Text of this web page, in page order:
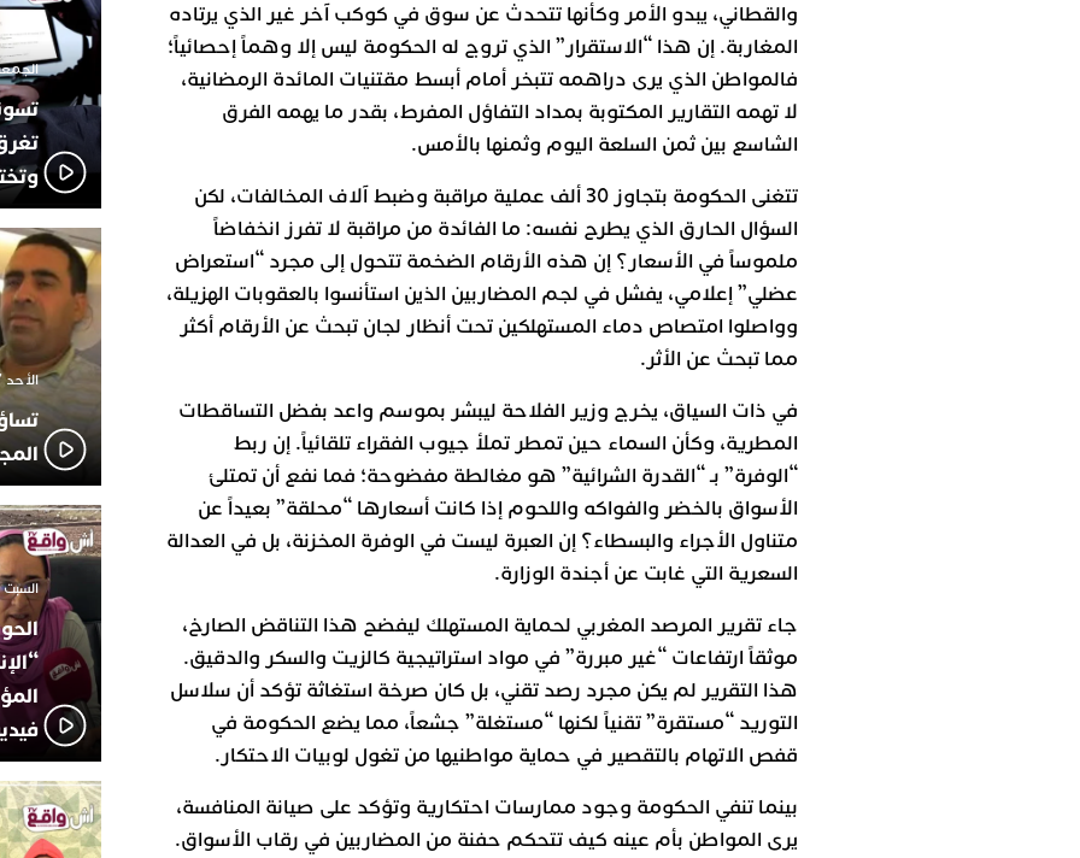
والقطاني، يبدو الأمر وكأنها تتحدث عن سوق في كوكب آخر غير الذي يرتاده
المغاربة. إن هذا “الاستقرار” الذي تروج له الحكومة ليس إلا وهماً إحصائياً؛
فالمواطن الذي يرى دراهمه تتبخر أمام أبسط مقتنيات المائدة الرمضانية،
لا تهمه التقارير المكتوبة بمداد التفاؤل المفرط، بقدر ما يهمه الفرق
الشاسع بين ثمن السلعة اليوم وثمنها بالأمس.
تتغنى الحكومة بتجاوز 30 ألف عملية مراقبة وضبط آلاف المخالفات، لكن
السؤال الحارق الذي يطرح نفسه: ما الفائدة من مراقبة لا تفرز انخفاضاً
ملموساً في الأسعار؟ إن هذه الأرقام الضخمة تتحول إلى مجرد “استعراض
عضلي” إعلامي، يفشل في لجم المضاربين الذين استأنسوا بالعقوبات الهزيلة،
وواصلوا امتصاص دماء المستهلكين تحت أنظار لجان تبحث عن الأرقام أكثر
مما تبحث عن الأثر.
في ذات السياق، يخرج وزير الفلاحة ليبشر بموسم واعد بفضل التساقطات
المطرية، وكأن السماء حين تمطر تملأ جيوب الفقراء تلقائياً. إن ربط
“الوفرة” بـ “القدرة الشرائية” هو مغالطة مفضوحة؛ فما نفع أن تمتلئ
الأسواق بالخضر والفواكه واللحوم إذا كانت أسعارها “محلقة” بعيداً عن
متناول الأجراء والبسطاء؟ إن العبرة ليست في الوفرة المخزنة، بل في العدالة
السعرية التي غابت عن أجندة الوزارة.
جاء تقرير المرصد المغربي لحماية المستهلك ليفضح هذا التناقض الصارخ،
موثقاً ارتفاعات “غير مبررة” في مواد استراتيجية كالزيت والسكر والدقيق.
هذا التقرير لم يكن مجرد رصد تقني، بل كان صرخة استغاثة تؤكد أن سلاسل
التوريد “مستقرة” تقنياً لكنها “مستغلة” جشعاً، مما يضع الحكومة في
قفص الاتهام بالتقصير في حماية مواطنيها من تغول لوبيات الاحتكار.
بينما تنفي الحكومة وجود ممارسات احتكارية وتؤكد على صيانة المنافسة،
يرى المواطن بأم عينه كيف تتحكم حفنة من المضاربين في رقاب الأسواق.
17:36 من الراب
مهرجان
الجمعة 26 ديسمبر
الأحد 7 ديسمبر 2025 - 21:42
السبت 18 أكتوبر 2025 - 14:35